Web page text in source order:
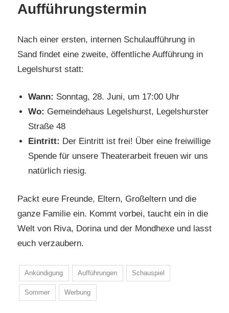
Aufführungstermin
Nach einer ersten, internen Schulaufführung in
Sand findet eine zweite, öffentliche Aufführung in
Legelshurst statt:
Wann: Sonntag, 28. Juni, um 17:00 Uhr
Wo: Gemeindehaus Legelshurst, Legelshurster
Straße 48
Eintritt: Der Eintritt ist frei! Über eine freiwillige
Spende für unsere Theaterarbeit freuen wir uns
natürlich riesig.
Packt eure Freunde, Eltern, Großeltern und die
ganze Familie ein. Kommt vorbei, taucht ein in die
Welt von Riva, Dorina und der Mondhexe und lasst
euch verzaubern.
Ankündigung Aufführungen Schauspiel
Sommer Werbung